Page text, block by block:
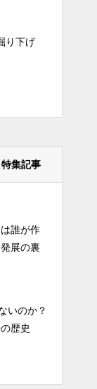
り下げ
特集記事
誰が作
いのか？
「唐人町
」？
誰が作
展の裏
いのか？
歴史
「唐人町